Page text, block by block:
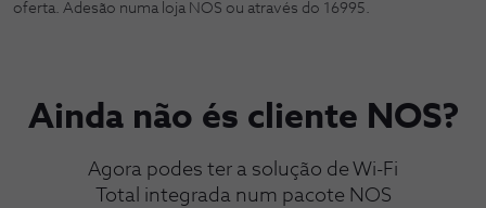
oferta. Adesão numa loja NOS ou através do 16995.
Ainda não és cliente NOS?
Agora podes ter a solução de Wi-Fi
Total integrada num pacote NOS